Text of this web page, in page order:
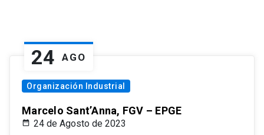
24 AGO
Organización Industrial
Marcelo Sant’Anna, FGV – EPGE
24 de Agosto de 2023